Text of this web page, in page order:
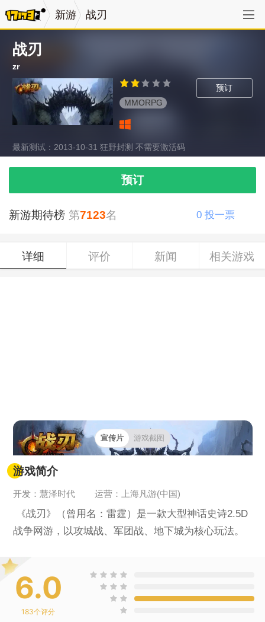
新游 战刃
战刃
zr
预订
MMORPG
最新测试：2013-10-31 狂野封测 不需要激活码
预订
新游期待榜 第7123名 0 投一票
详细 评价 新闻 相关游戏
宣传片 游戏截图
游戏简介
开发：慧泽时代 运营：上海凡游(中国)
《战刃》（曾用名：雷霆）是一款大型神话史诗2.5D
战争网游，以攻城战、军团战、地下城为核心玩法。
6.0
183个评分